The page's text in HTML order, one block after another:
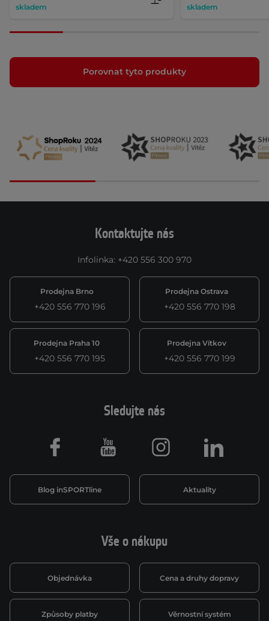
skladem
skladem
Porovnat tyto produkty
Kontaktujte nás
Infolinka: +420 556 300 970
Prodejna Brno
+420 556 770 196
Prodejna Ostrava
+420 556 770 198
Prodejna Praha 10
+420 556 770 195
Prodejna Vítkov
+420 556 770 199
Vše o nákupu
Objednávka Cena a druhy dopravy
Způsoby platby Věrnostní systém
Sledujte nás
Blog inSPORTline Aktuality
Facebook Youtube Instagram LinkedIn